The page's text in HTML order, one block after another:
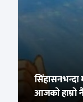
आजको हाम्रो